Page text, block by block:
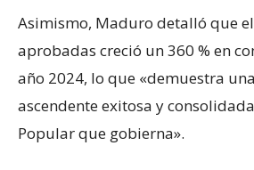
Asimismo, Maduro detalló que
aprobadas creció un 360 % en
año 2024, lo que «demuestra
ascendente exitosa y
Popular que gobierna».